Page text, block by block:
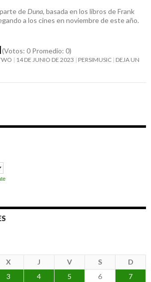
de Duna, basada en los libros de Frank
a los cines en noviembre de este año.
(Votos: 0 Promedio: 0)
14 DE JUNIO DE 2023 PERSIMUSIC DEJA UN
X J V S
D
3 4 5 6
7